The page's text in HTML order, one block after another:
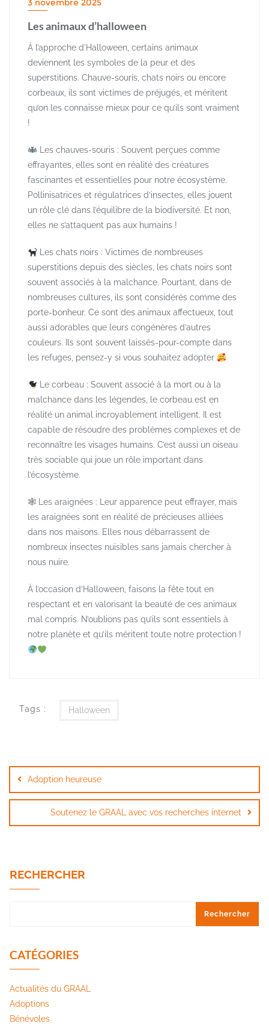
3 novembre 2025
Les animaux d’halloween
À l’approche d’Halloween, certains animaux
deviennent les symboles de la peur et des
superstitions. Chauve-souris, chats noirs ou encore
corbeaux, ils sont victimes de préjugés, et méritent
qu’on les connaisse mieux pour ce qu’ils sont vraiment
!
Les chauves-souris : Souvent perçues comme
effrayantes, elles sont en réalité des créatures
fascinantes et essentielles pour notre écosystème.
Pollinisatrices et régulatrices d’insectes, elles jouent
un rôle clé dans l’équilibre de la biodiversité. Et non,
elles ne s’attaquent pas aux humains !
Les chats noirs : Victimes de nombreuses
superstitions depuis des siècles, les chats noirs sont
souvent associés à la malchance. Pourtant, dans de
nombreuses cultures, ils sont considérés comme des
porte-bonheur. Ce sont des animaux affectueux, tout
aussi adorables que leurs congénères d’autres
couleurs. Ils sont souvent laissés-pour-compte dans
les refuges, pensez-y si vous souhaitez adopter
Le corbeau : Souvent associé à la mort ou à la
malchance dans les légendes, le corbeau est en
réalité un animal incroyablement intelligent. Il est
capable de résoudre des problèmes complexes et de
reconnaître les visages humains. C’est aussi un oiseau
très sociable qui joue un rôle important dans
l’écosystème.
🕸 Les araignées : Leur apparence peut effrayer, mais
les araignées sont en réalité de précieuses alliées
dans nos maisons. Elles nous débarrassent de
nombreux insectes nuisibles sans jamais chercher à
nous nuire.
À l’occasion d’Halloween, faisons la fête tout en
respectant et en valorisant la beauté de ces animaux
mal compris. N’oublions pas qu’ils sont essentiels à
notre planète et qu’ils méritent toute notre protection !
Tags : Halloween
de
l’article
Adoption heureuse
Soutenez le GRAAL avec vos recherches internet
RECHERCHER
Rechercher
CATÉGORIES
Actualités du GRAAL
Adoptions
Bénévoles